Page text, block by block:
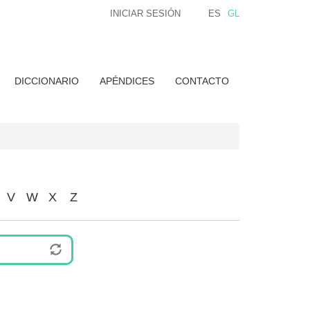
ES GL
INICIAR SESIÓN
DICCIONARIO APÉNDICES CONTACTO
V W X Z